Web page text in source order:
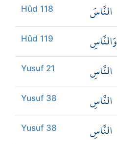
Hûd 118 النَّاسَ
Hûd 119 وَالنَّاسِ
Yusuf 21 النَّاسِ
Yusuf 38 النَّاسِ
Yusuf 38 النَّاسِ